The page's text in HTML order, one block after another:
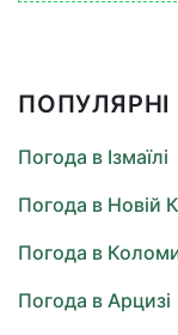
Погода в Ізмаїлі
Погода в Новій
Погода в
Погода в Арцизі